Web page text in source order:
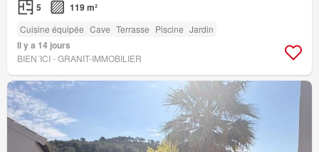
5 119 m²
Cuisine équipée Cave Terrasse Piscine Jardin
Il y a 14 jours
BIEN´ICI - GRANIT-IMMOBILIER